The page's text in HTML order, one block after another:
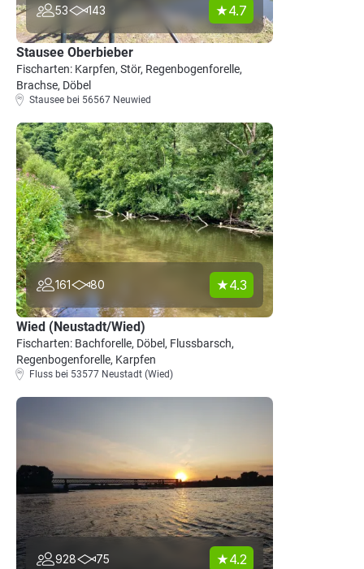
53 143 4.7
Stausee Oberbieber
Fischarten: Karpfen, Stör, Regenbogenforelle,
Brachse, Döbel
Stausee bei 56567 Neuwied
161 80 4.3
Wied (Neustadt/Wied)
Fischarten: Bachforelle, Döbel, Flussbarsch,
Regenbogenforelle, Karpfen
Fluss bei 53577 Neustadt (Wied)
928 75 4.2